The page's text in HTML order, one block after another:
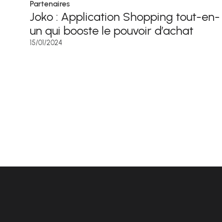
Partenaires
Joko : Application Shopping tout-en-
un qui booste le pouvoir d’achat
15/01/2024